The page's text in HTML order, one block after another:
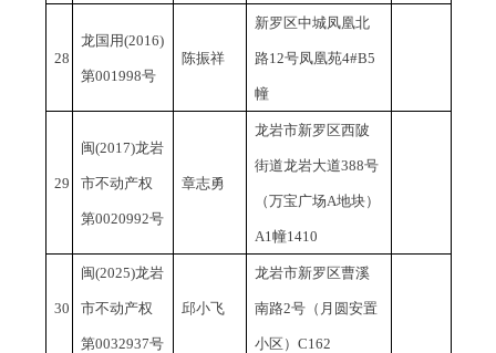
28
龙国用(2016)
第001998号
陈振祥
新罗区中城凤凰北
路12号凤凰苑4#B5
幢
29
闽(2017)龙岩
市不动产权
第0020992号
章志勇
龙岩市新罗区西陂
街道龙岩大道388号
（万宝广场A地块）
A1幢1410
30
闽(2025)龙岩
市不动产权
第0032937号
邱小飞
龙岩市新罗区曹溪
南路2号（月圆安置
小区）C162